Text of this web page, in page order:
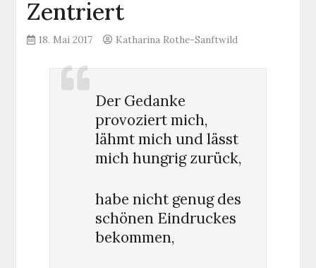
Zentriert
18. Mai 2017 Katharina Rothe-Sanftwild
Der Gedanke
provoziert mich,
lähmt mich und lässt
mich hungrig zurück,
habe nicht genug des
schönen Eindruckes
bekommen,